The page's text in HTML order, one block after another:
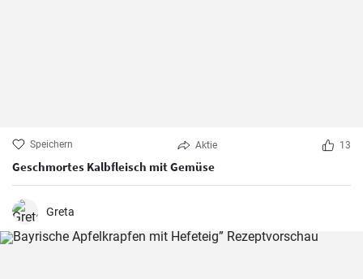
Speichern Aktie 13
Geschmortes Kalbfleisch mit Gemüse
Greta